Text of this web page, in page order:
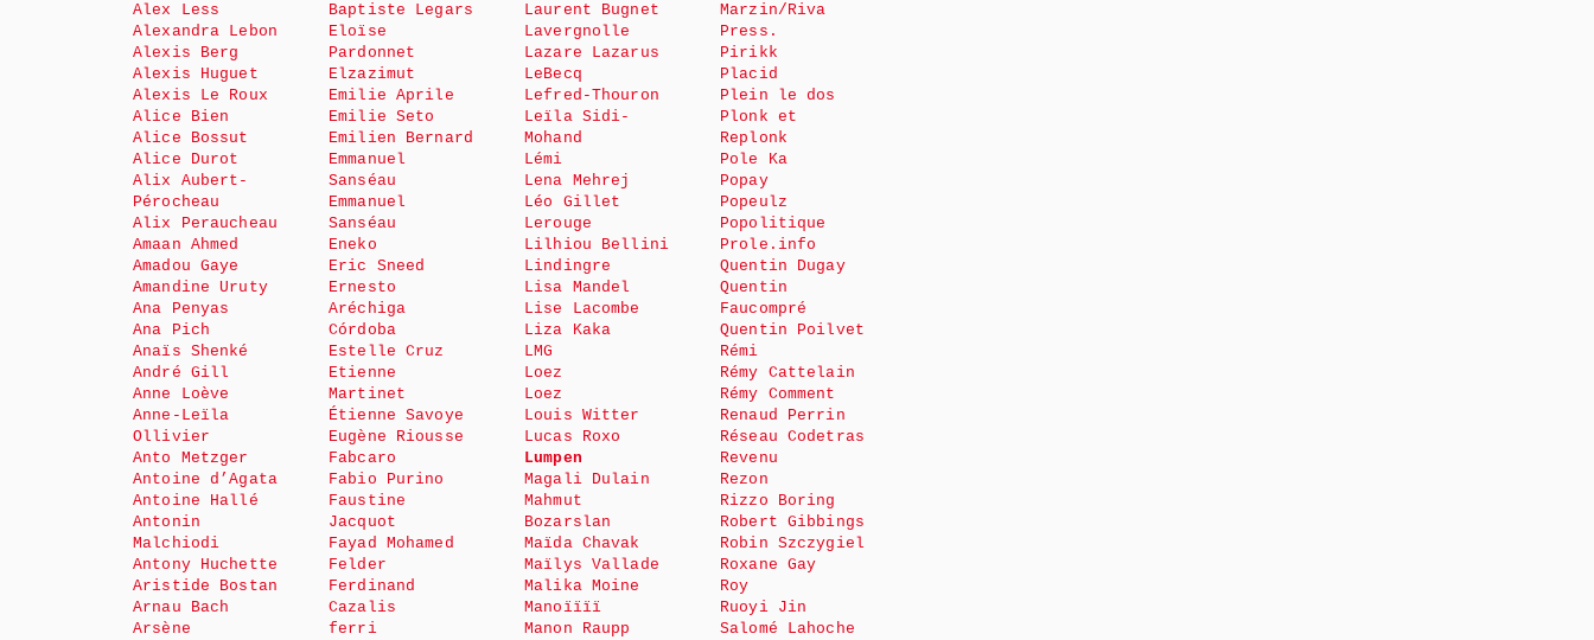
Alex Less
Alexandra Lebon
Alexis Berg
Alexis Huguet
Alexis Le Roux
Alice Bien
Alice Bossut
Alice Durot
Alix Aubert-
Pérocheau
Alix Peraucheau
Amaan Ahmed
Amadou Gaye
Amandine Uruty
Ana Penyas
Ana Pich
Anaïs Shenké
André Gill
Anne Loève
Anne-Leïla
Ollivier
Anto Metzger
Antoine d’Agata
Antoine Hallé
Antonin
Malchiodi
Antony Huchette
Aristide Bostan
Arnau Bach
Arsène
Baptiste Legars
Eloïse
Pardonnet
Elzazimut
Emilie Aprile
Emilie Seto
Emilien Bernard
Emmanuel
Sanséau
Emmanuel
Sanséau
Eneko
Eric Sneed
Ernesto
Aréchiga
Córdoba
Estelle Cruz
Etienne
Martinet
Étienne Savoye
Eugène Riousse
Fabcaro
Fabio Purino
Faustine
Jacquot
Fayad Mohamed
Felder
Ferdinand
Cazalis
ferri
Laurent Bugnet
Lavergnolle
Lazare Lazarus
LeBecq
Lefred-Thouron
Leïla Sidi-
Mohand
Lémi
Lena Mehrej
Léo Gillet
Lerouge
Lilhiou Bellini
Lindingre
Lisa Mandel
Lise Lacombe
Liza Kaka
LMG
Loez
Loez
Louis Witter
Lucas Roxo
Lumpen
Magali Dulain
Mahmut
Bozarslan
Maïda Chavak
Maïlys Vallade
Malika Moine
Manoïïïï
Manon Raupp
Marzin/Riva
Press.
Pirikk
Placid
Plein le dos
Plonk et
Replonk
Pole Ka
Popay
Popeulz
Popolitique
Prole.info
Quentin Dugay
Quentin
Faucompré
Quentin Poilvet
Rémi
Rémy Cattelain
Rémy Comment
Renaud Perrin
Réseau Codetras
Revenu
Rezon
Rizzo Boring
Robert Gibbings
Robin Szczygiel
Roxane Gay
Roy
Ruoyi Jin
Salomé Lahoche